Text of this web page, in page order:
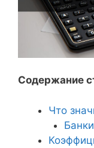
Содержание
Что